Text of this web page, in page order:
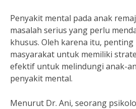
Penyakit mental pada anak
masalah serius yang perlu
khusus. Oleh karena itu,
masyarakat untuk memiliki
efektif untuk melindungi anak-
penyakit mental.
Menurut Dr. Ani, seorang